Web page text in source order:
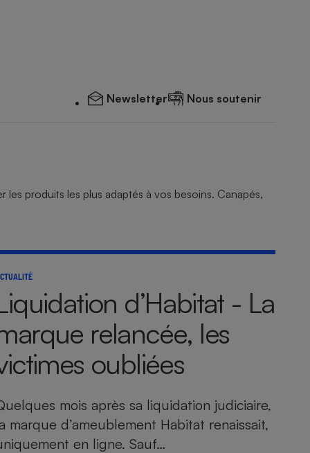
Newsletter Nous soutenir
produits les plus adaptés à vos besoins. Canapés,
d’Habitat - La
relancée, les
oubliées
mois après sa liquidation judiciaire,
marque d’ameublement Habitat renaissait,
en ligne. Sauf…